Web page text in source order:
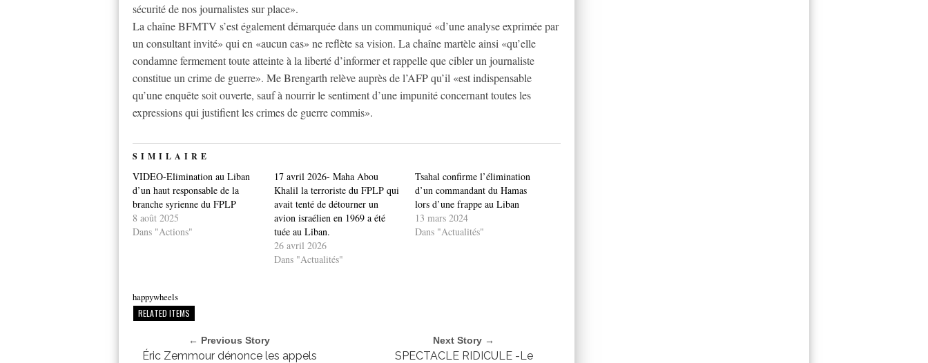
sécurité de nos journalistes sur place».
La chaîne BFMTV s’est également démarquée dans un communiqué «d’une analyse exprimée par
un consultant invité» qui en «aucun cas» ne reflète sa vision. La chaîne martèle ainsi «qu’elle
condamne fermement toute atteinte à la liberté d’informer et rappelle que cibler un journaliste
constitue un crime de guerre». Me Brengarth relève auprès de l’AFP qu’il «est indispensable
qu’une enquête soit ouverte, sauf à nourrir le sentiment d’une impunité concernant toutes les
expressions qui justifient les crimes de guerre commis».
SIMILAIRE
VIDEO-Elimination au Liban
d’un haut responsable de la
branche syrienne du FPLP
8 août 2025
Dans "Actions"
17 avril 2026- Maha Abou
Khalil la terroriste du FPLP qui
avait tenté de détourner un
avion israélien en 1969 a été
tuée au Liban.
26 avril 2026
Dans "Actualités"
Tsahal confirme l’élimination
d’un commandant du Hamas
lors d’une frappe au Liban
13 mars 2024
Dans "Actualités"
happywheels
RELATED ITEMS
← Previous Story
Éric Zemmour dénonce les appels
Next Story →
SPECTACLE RIDICULE -Le